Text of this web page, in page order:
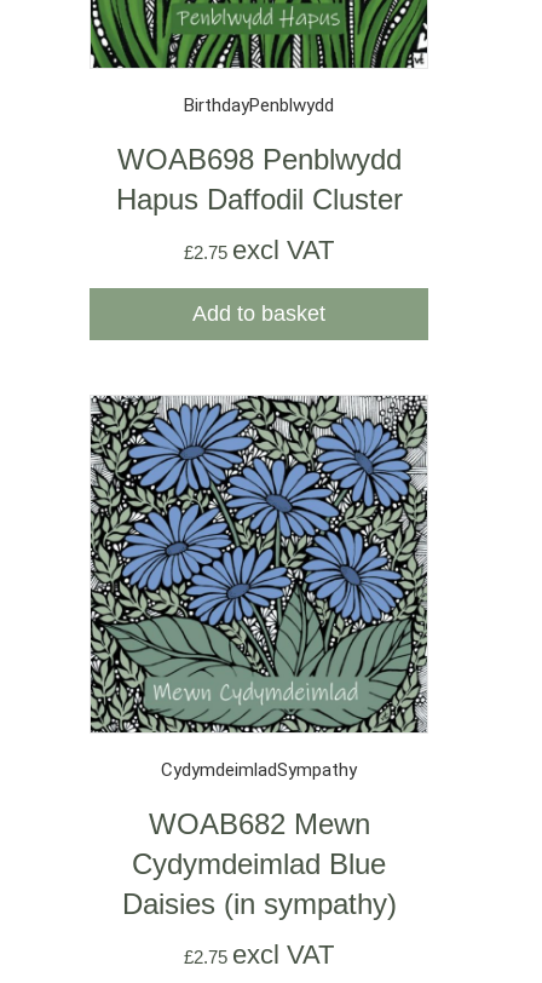
BirthdayPenblwydd
WOAB698 Penblwydd
Hapus Daffodil Cluster
£2.75 excl VAT
Add to basket
CydymdeimladSympathy
WOAB682 Mewn
Cydymdeimlad Blue
Daisies (in sympathy)
£2.75 excl VAT